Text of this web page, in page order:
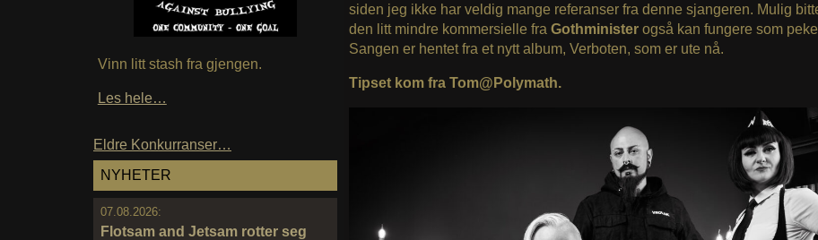
Vinn litt stash fra gjengen.
Les hele…
Eldre Konkurranser…
NYHETER
07.08.2026:
Flotsam and Jetsam rotter seg
siden jeg ikke har veldig mange referanser fra denne sjangeren. Mulig
den litt mindre kommersielle fra Gothminister også kan fungere som
Sangen er hentet fra et nytt album, Verboten, som er ute nå.
Tipset kom fra Tom@Polymath.